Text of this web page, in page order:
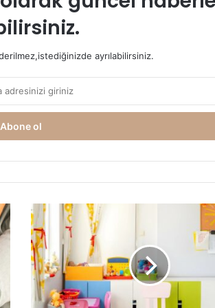
ayrılabilirsiniz.
Kreş
Seçerken
Dikkat
Edilmesi
Gerekenler
Nelerdir?